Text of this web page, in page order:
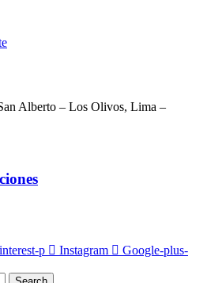
Alberto – Los Olivos, Lima –
p Instagram
Google-plus-